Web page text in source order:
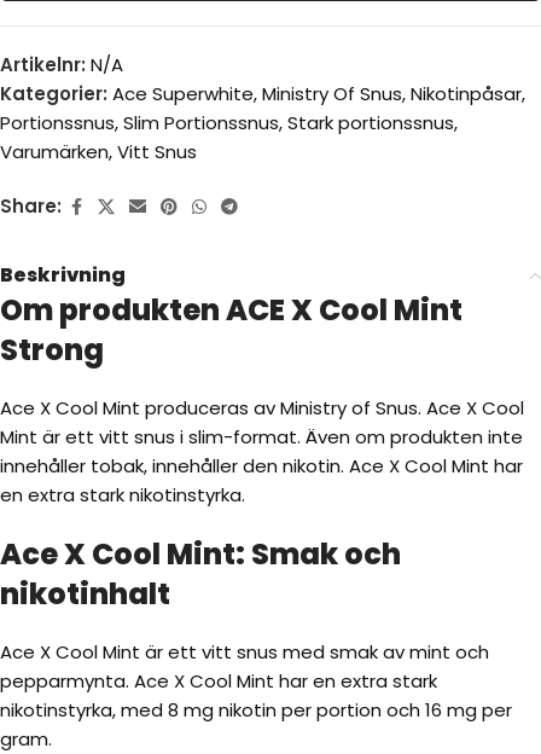
Artikelnr: N/A
Kategorier: Ace Superwhite,Ministry Of Snus,Nikotinpåsar,
Portionssnus,Slim Portionssnus,Stark portionssnus,
Varumärken,Vitt Snus
Share:
Beskrivning
Om produkten ACE X Cool Mint
Strong
Ace X Cool Mint produceras av Ministry of Snus. Ace X Cool
Mint är ett vitt snus i slim-format. Även om produkten inte
innehåller tobak, innehåller den nikotin. Ace X Cool Mint har
en extra stark nikotinstyrka.
Ace X Cool Mint: Smak och
nikotinhalt
Ace X Cool Mint är ett vitt snus med smak av mint och
pepparmynta. Ace X Cool Mint har en extra stark
nikotinstyrka, med 8 mg nikotin per portion och 16 mg per
gram.